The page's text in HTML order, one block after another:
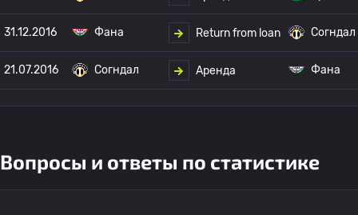
31.12.2016 Фана Return from loan Согндал
21.07.2016 Согндал Аренда Фана
Вопросы и ответы по статистике